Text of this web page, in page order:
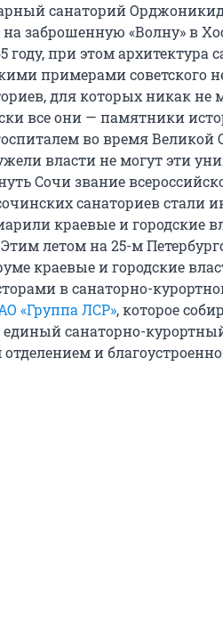
санаторий
заброшенную «Волну» в
году, при этом архитектура
примерами советского
для которых никак не
все они — памятники
во время Великой
власти не могут эти
Сочи звание
санаториев
краевые и городские
Этим летом на 25-м
краевые и городские
в санаторно-
«Группа ЛСР», которое
санаторно-
и